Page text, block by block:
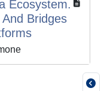
Ecosystem.
Bridges